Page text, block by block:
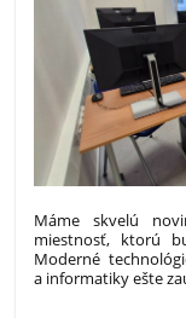
Máme skvelú
miestnosť, ktorú
Moderné
a informatiky ešte